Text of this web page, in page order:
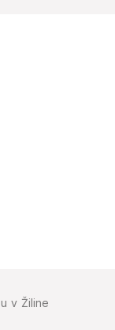
v Žiline